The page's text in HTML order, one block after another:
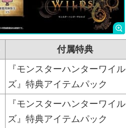
付属特典
『モンスターハンターワイル
ズ』特典アイテムパック
『モンスターハンターワイル
ズ』特典アイテムパック